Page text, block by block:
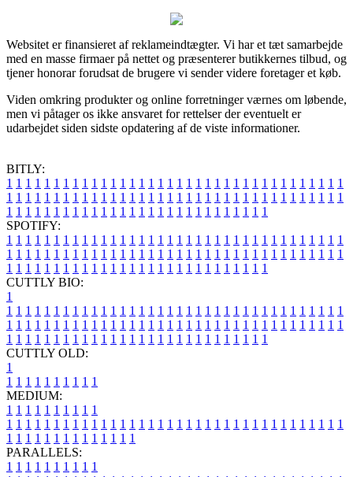
Websitet er finansieret af reklameindtægter. Vi har et tæt samarbejde
med en masse firmaer på nettet og præsenterer butikkernes tilbud, og
tjener honorar forudsat de brugere vi sender videre foretager et køb.
Viden omkring produkter og online forretninger værnes om løbende,
men vi påtager os ikke ansvaret for rettelser der eventuelt er
udarbejdet siden sidste opdatering af de viste informationer.
BITLY:
1 1 1 1 1 1 1 1 1 1 1 1 1 1 1 1 1 1 1 1 1 1 1 1 1 1 1 1 1 1 1 1 1 1 1 1
1 1 1 1 1 1 1 1 1 1 1 1 1 1 1 1 1 1 1 1 1 1 1 1 1 1 1 1 1 1 1 1 1 1 1 1
1 1 1 1 1 1 1 1 1 1 1 1 1 1 1 1 1 1 1 1 1 1 1 1 1 1 1 1
SPOTIFY:
1 1 1 1 1 1 1 1 1 1 1 1 1 1 1 1 1 1 1 1 1 1 1 1 1 1 1 1 1 1 1 1 1 1 1 1
1 1 1 1 1 1 1 1 1 1 1 1 1 1 1 1 1 1 1 1 1 1 1 1 1 1 1 1 1 1 1 1 1 1 1 1
1 1 1 1 1 1 1 1 1 1 1 1 1 1 1 1 1 1 1 1 1 1 1 1 1 1 1 1
CUTTLY BIO:
1
1 1 1 1 1 1 1 1 1 1 1 1 1 1 1 1 1 1 1 1 1 1 1 1 1 1 1 1 1 1 1 1 1 1 1 1
1 1 1 1 1 1 1 1 1 1 1 1 1 1 1 1 1 1 1 1 1 1 1 1 1 1 1 1 1 1 1 1 1 1 1 1
1 1 1 1 1 1 1 1 1 1 1 1 1 1 1 1 1 1 1 1 1 1 1 1 1 1 1 1
CUTTLY OLD:
1
1 1 1 1 1 1 1 1 1 1
MEDIUM:
1 1 1 1 1 1 1 1 1 1
1 1 1 1 1 1 1 1 1 1 1 1 1 1 1 1 1 1 1 1 1 1 1 1 1 1 1 1 1 1 1 1 1 1 1 1
1 1 1 1 1 1 1 1 1 1 1 1 1 1
PARALLELS:
1 1 1 1 1 1 1 1 1 1